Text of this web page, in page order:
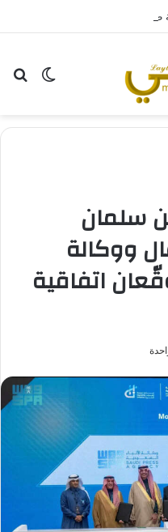
الوضع
سلمان
ووكالة
اتفاقية